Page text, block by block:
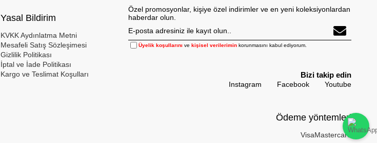
Yasal Bildirim
KVKK Aydınlatma Metni
Mesafeli Satış Sözleşimesi
Gizlilik Politikası
İptal ve İade Politikası
Kargo ve Teslimat Koşulları
Özel promosyonlar, kişiye özel indirimler ve en yeni koleksiyonlardan
haberdar olun.
Üyelik koşullarını ve kişisel verileriminkorunmasını kabul ediyorum.
Bizi takip edin
Instagram Facebook Youtube
Ödeme yöntemleri
VisaMastercard